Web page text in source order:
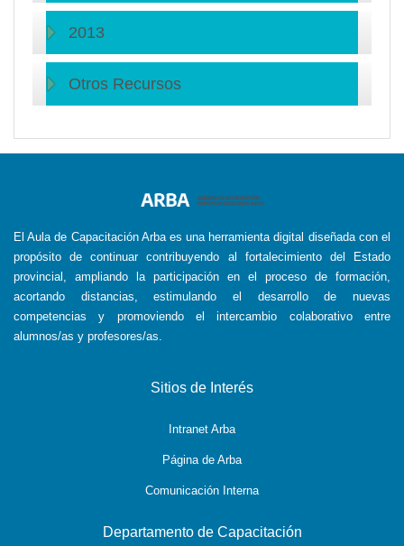
2013
Otros Recursos
El Aula de Capacitación Arba es una herramienta digital diseñada con el
propósito de continuar contribuyendo al fortalecimiento del Estado
provincial, ampliando la participación en el proceso de formación,
acortando distancias, estimulando el desarrollo de nuevas
competencias y promoviendo el intercambio colaborativo entre
alumnos/as y profesores/as.
Sitios de Interés
Intranet Arba
Página de Arba
Comunicación Interna
Departamento de Capacitación